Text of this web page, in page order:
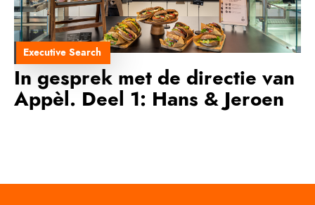
Executive Search
In gesprek met de directie van
Appèl. Deel 1: Hans & Jeroen